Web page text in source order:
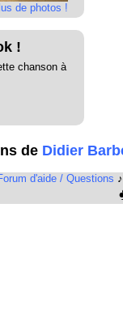
de photos !
!
chanson à
de Didier
d'aide / Questions